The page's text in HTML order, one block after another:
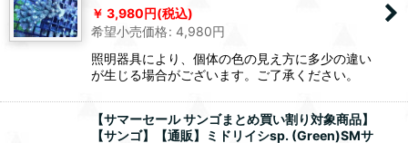
3,980円(税込)
希望小売価格: 4,980円
照明器具により、個体の色の見え方に多少の違い
が生じる場合がございます。ご了承ください。
【サマーセール サンゴまとめ買い割り対象商品】
【サンゴ】【通販】ミドリイシsp. (Green)SMサ